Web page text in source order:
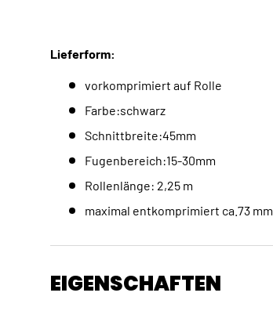
Lieferform:
vorkomprimiert auf Rolle
Farbe:schwarz
Schnittbreite:45mm
Fugenbereich:15-30mm
Rollenlänge: 2,25 m
maximal entkomprimiert ca.73 mm
EIGENSCHAFTEN